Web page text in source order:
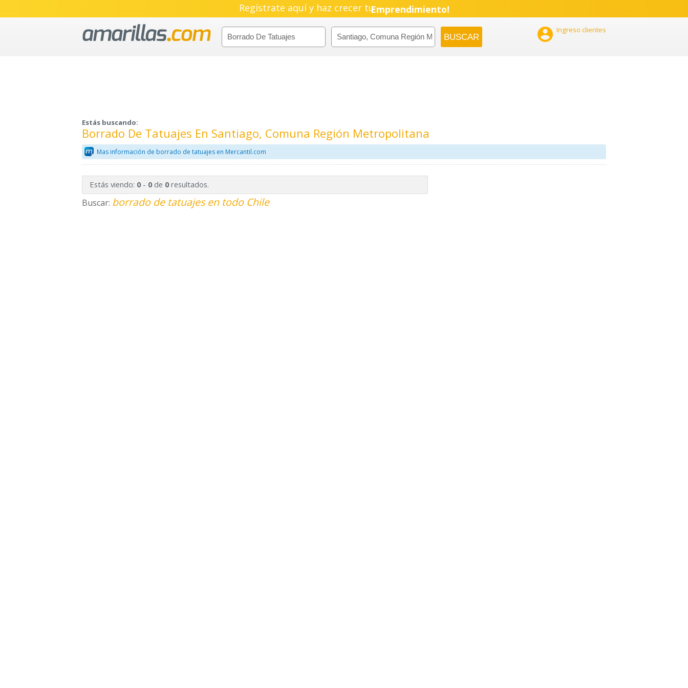
Regístrate aquí y haz crecer tu
Emprendimiento!
 Ingreso clientes
Estás buscando:
Borrado De Tatuajes En Santiago, Comuna Región Metropolitana
Mas información de borrado de tatuajes en Mercantil.com
Estás viendo: 0- 0de 0resultados.
Buscar: borrado de tatuajes en todo Chile